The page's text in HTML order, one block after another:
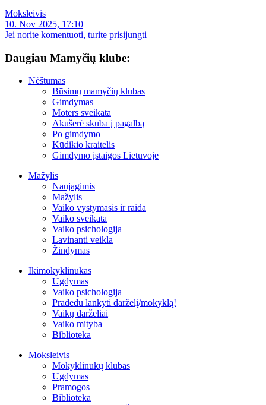
Moksleivis
10. Nov 2025, 17:10
Jei norite komentuoti, turite prisijungti
Daugiau Mamyčių klube:
Nėštumas
Būsimų mamyčių klubas
Gimdymas
Moters sveikata
Akušerė skuba į pagalbą
Po gimdymo
Kūdikio kraitelis
Gimdymo įstaigos Lietuvoje
Mažylis
Naujagimis
Mažylis
Vaiko vystymasis ir raida
Vaiko sveikata
Vaiko psichologija
Lavinanti veikla
Žindymas
Ikimokyklinukas
Ugdymas
Vaiko psichologija
Pradedu lankyti darželį/mokyklą!
Vaikų darželiai
Vaiko mityba
Biblioteka
Moksleivis
Mokyklinukų klubas
Ugdymas
Pramogos
Biblioteka